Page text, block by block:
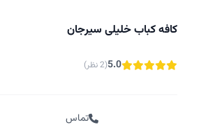
کافه کباب خلیلی سیرجان
5.0(2 نظر)
تماس